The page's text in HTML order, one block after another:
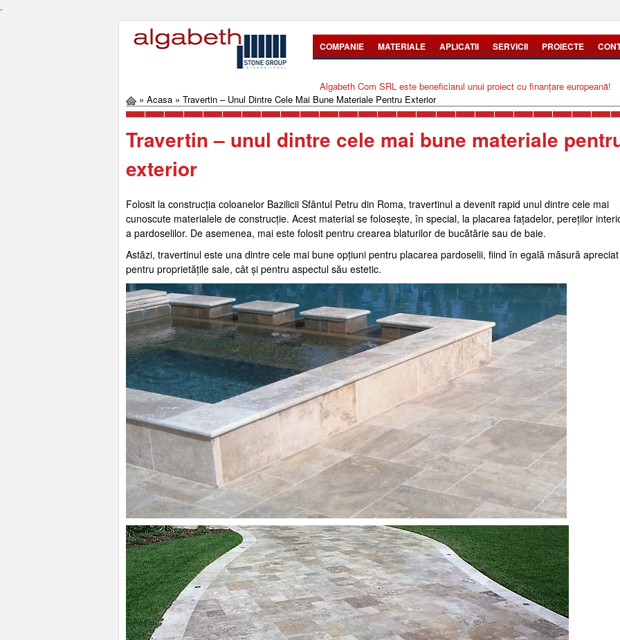
.
COMPANIE MATERIALE APLICATII SERVICII PROIECTE
Algabeth Com SRL este beneficiarul unui proiect cu finanțare europeană!
» Acasa » Travertin – Unul Dintre Cele Mai Bune Materiale Pentru Exterior
Travertin – unul dintre cele mai bune materiale
exterior
Folosit la construcția coloanelor Bazilicii Sfântul Petru din Roma, travertinul a devenit rapid unul dintre cele mai
cunoscute materialele de construcție. Acest material se folosește, în special, la placarea fațadelor, pereților
a pardoselilor. De asemenea, mai este folosit pentru crearea blaturilor de bucătărie sau de baie.
Astăzi, travertinul este una dintre cele mai bune opțiuni pentru placarea pardoselii, fiind în egală măsură
pentru proprietățile sale, cât și pentru aspectul său estetic.